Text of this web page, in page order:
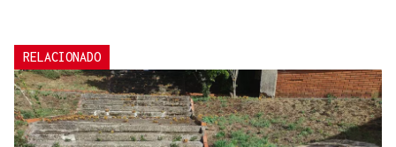
RELACIONADO